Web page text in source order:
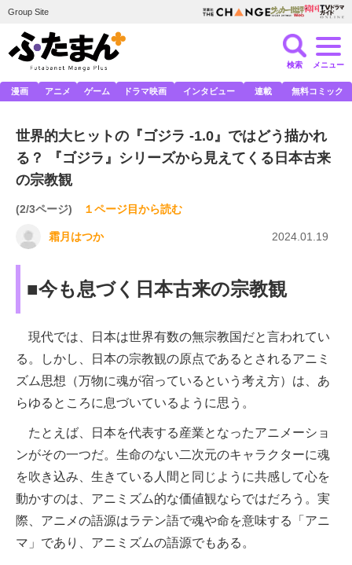
Group Site
検索 メニュー
漫画 アニメ ゲーム ドラマ映画 インタビュー 連載 無料コミック
世界的大ヒットの『ゴジラ -1.0』ではどう描かれ
る？ 『ゴジラ』シリーズから見えてくる日本古来
の宗教観
(2/3ページ) １ページ目から読む
霜月はつか 2024.01.19
■今も息づく日本古来の宗教観
現代では、日本は世界有数の無宗教国だと言われてい
る。しかし、日本の宗教観の原点であるとされるアニミ
ズム思想（万物に魂が宿っているという考え方）は、あ
らゆるところに息づいているように思う。
たとえば、日本を代表する産業となったアニメーショ
ンがその一つだ。生命のない二次元のキャラクターに魂
を吹き込み、生きている人間と同じように共感して心を
動かすのは、アニミズム的な価値観ならではだろう。実
際、アニメの語源はラテン語で魂や命を意味する「アニ
マ」であり、アニミズムの語源でもある。